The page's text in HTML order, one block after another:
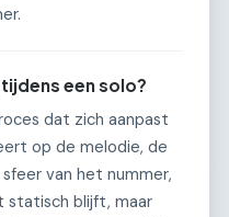
een solo?
dat zich aanpast
op de melodie, de
van het nummer,
statisch blijft, maar